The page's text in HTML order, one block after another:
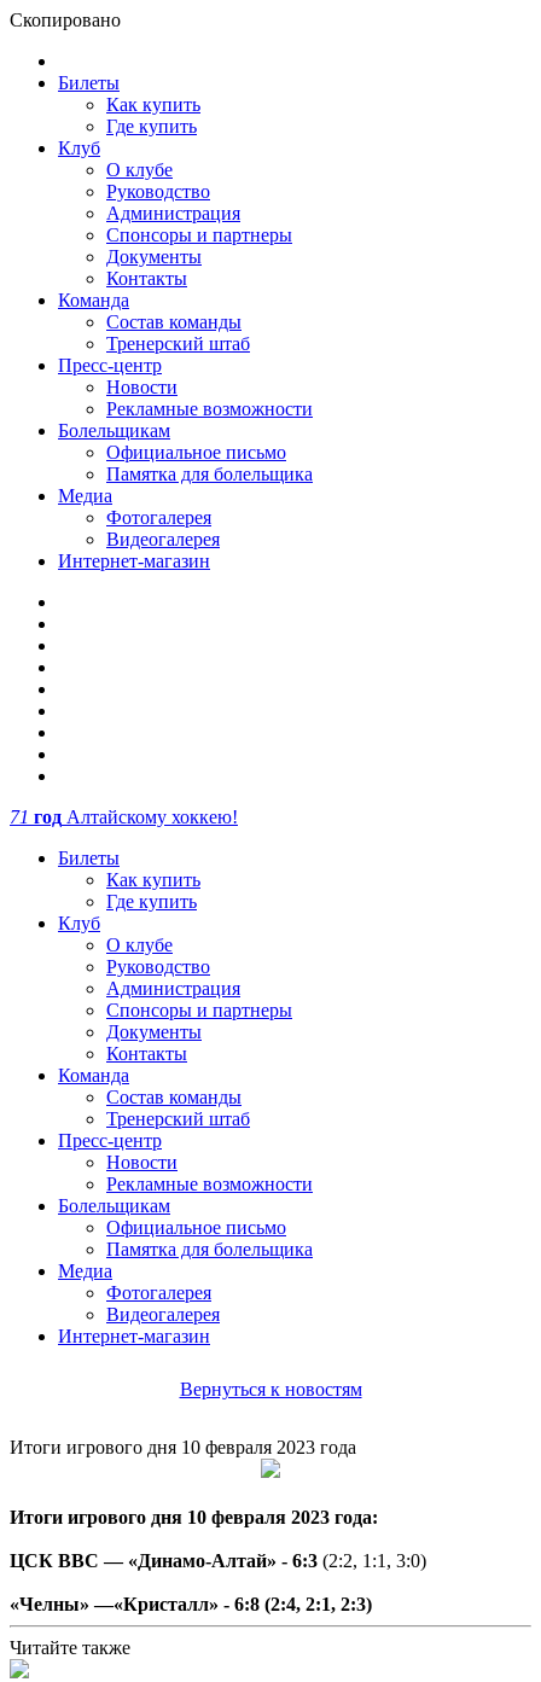
Скопировано
Билеты
Как купить
Где купить
Клуб
О клубе
Руководство
Администрация
Спонсоры и партнеры
Документы
Контакты
Команда
Состав команды
Тренерский штаб
Пресс-центр
Новости
Рекламные возможности
Болельщикам
Официальное письмо
Памятка для болельщика
Медиа
Фотогалерея
Видеогалерея
Интернет-магазин
71 год Алтайскому хоккею!
Билеты
Как купить
Где купить
Клуб
О клубе
Руководство
Администрация
Спонсоры и партнеры
Документы
Контакты
Команда
Состав команды
Тренерский штаб
Пресс-центр
Новости
Рекламные возможности
Болельщикам
Официальное письмо
Памятка для болельщика
Медиа
Фотогалерея
Видеогалерея
Интернет-магазин
Вернуться к новостям
Итоги игрового дня 10 февраля 2023 года
Итоги игрового дня 10 февраля 2023 года:
ЦСК ВВС — «Динамо-Алтай» - 6:3 (2:2, 1:1, 3:0)
«Челны» —«Кристалл» - 6:8 (2:4, 2:1, 2:3)
Читайте также